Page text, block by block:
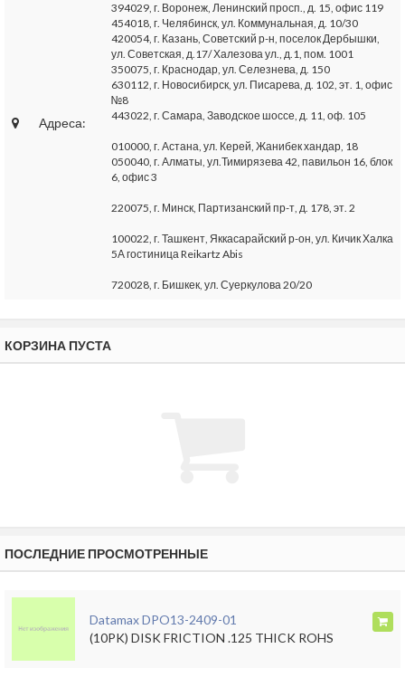
Адреса:
394029, г. Воронеж, Ленинский просп., д. 15, офис 119
454018, г. Челябинск, ул. Коммунальная, д. 10/30
420054, г. Казань, Советский р-н, поселок Дербышки,
ул. Советская, д.17/ Халезова ул., д.1, пом. 1001
350075, г. Краснодар, ул. Селезнева, д. 150
630112, г. Новосибирск, ул. Писарева, д. 102, эт. 1, офис
№8
443022, г. Самара, Заводское шоссе, д. 11, оф. 105
010000, г. Астана, ул. Керей, Жанибек хандар, 18
050040, г. Алматы, ул.Тимирязева 42, павильон 16, блок
6, офис 3
220075, г. Минск, Партизанский пр-т, д. 178, эт. 2
100022, г. Ташкент, Яккасарайский р-он, ул. Кичик Халка
5А гостиница Reikartz Abis
720028, г. Бишкек, ул. Суеркулова 20/20
КОРЗИНА ПУСТА
ПОСЛЕДНИЕ ПРОСМОТРЕННЫЕ
Datamax DPO13-2409-01
(10PK) DISK FRICTION .125 THICK ROHS